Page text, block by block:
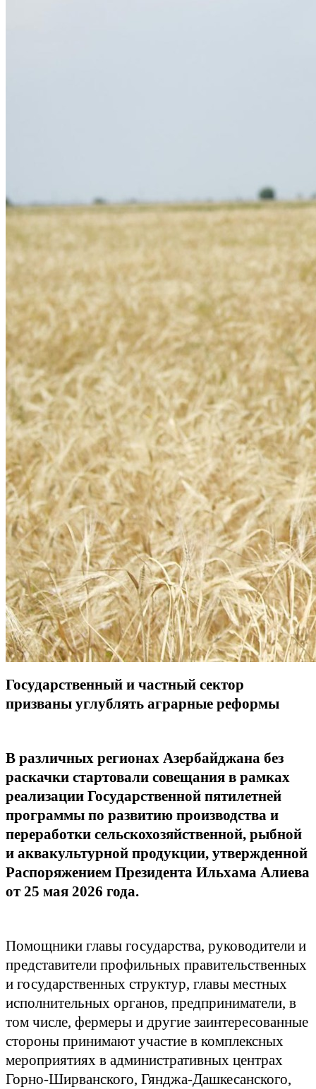
Государственный и частный сектор
призваны углублять аграрные реформы
В различных регионах Азербайджана без
раскачки стартовали совещания в рамках
реализации Государственной пятилетней
программы по развитию производства и
переработки сельскохозяйственной, рыбной
и аквакультурной продукции, утвержденной
Распоряжением Президента Ильхама Алиева
от 25 мая 2026 года.
Помощники главы государства, руководители и
представители профильных правительственных
и государственных структур, главы местных
исполнительных органов, предприниматели, в
том числе, фермеры и другие заинтересованные
стороны принимают участие в комплексных
мероприятиях в административных центрах
Горно-Ширванского, Гянджа-Дашкесанского,